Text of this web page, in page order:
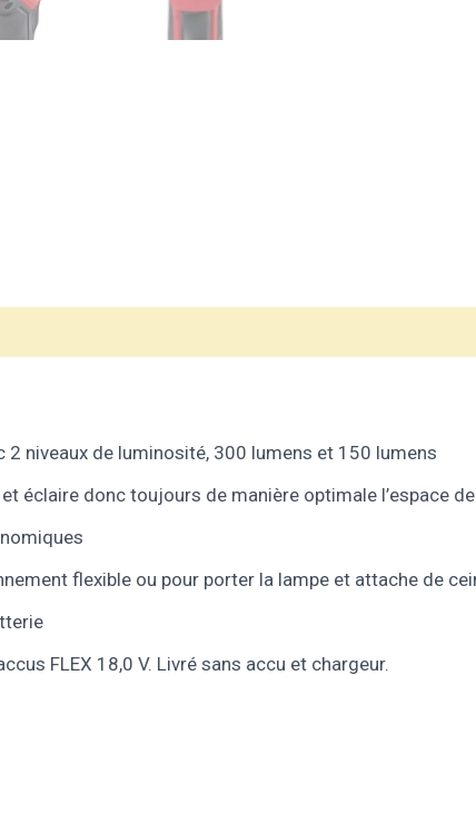
2 niveaux de luminosité, 300 lumens et 150 lumens
éclaire donc toujours de manière optimale l’espace
flexible ou pour porter la lampe et attache de
FLEX 18,0 V. Livré sans accu et chargeur.